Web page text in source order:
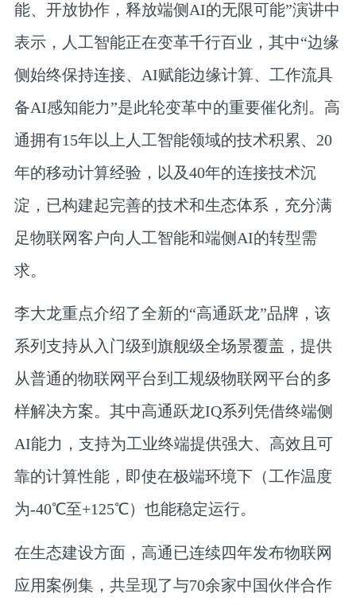
能、开放协作，释放端侧AI的无限可能”演讲中
表示，人工智能正在变革千行百业，其中“边缘
侧始终保持连接、AI赋能边缘计算、工作流具
备AI感知能力”是此轮变革中的重要催化剂。高
通拥有15年以上人工智能领域的技术积累、20
年的移动计算经验，以及40年的连接技术沉
淀，已构建起完善的技术和生态体系，充分满
足物联网客户向人工智能和端侧AI的转型需
求。
李大龙重点介绍了全新的“高通跃龙”品牌，该
系列支持从入门级到旗舰级全场景覆盖，提供
从普通的物联网平台到工规级物联网平台的多
样解决方案。其中高通跃龙IQ系列凭借终端侧
AI能力，支持为工业终端提供强大、高效且可
靠的计算性能，即使在极端环境下（工作温度
为-40℃至+125℃）也能稳定运行。
在生态建设方面，高通已连续四年发布物联网
应用案例集，共呈现了与70余家中国伙伴合作